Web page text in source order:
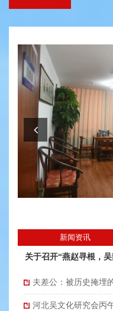
新闻资讯
关于召开“燕赵寻根，
夫差公：被历史掩埋
河北吴文化研究会丙